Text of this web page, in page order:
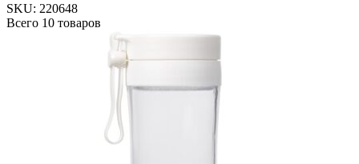
SKU: 220648
Всего 10 товаров